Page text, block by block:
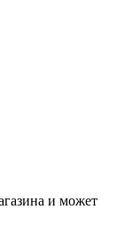
и может